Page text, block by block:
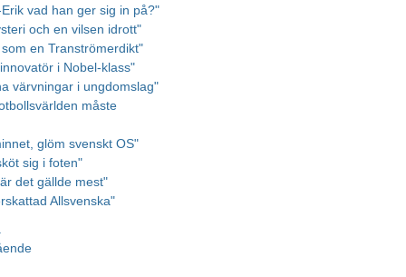
vad han ger sig in på?"
och en vilsen idrott"
en Tranströmerdikt"
i Nobel-klass"
värvningar i ungdomslag"
måste
glöm svenskt OS"
sig i foten"
det gällde mest"
Allsvenska"